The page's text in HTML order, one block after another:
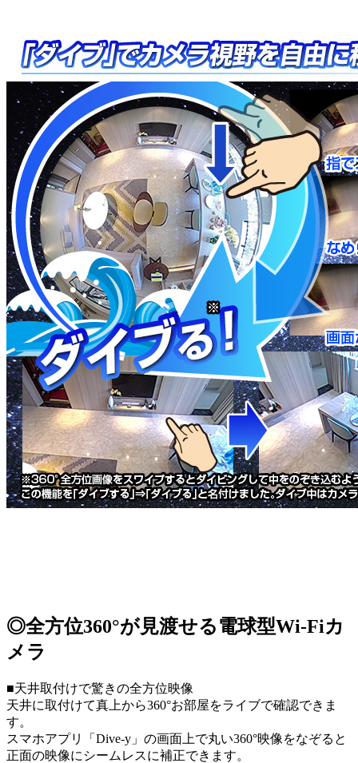
◎全方位360°が見渡せる電球型Wi-Fiカ
メラ
■天井取付けで驚きの全方位映像
天井に取付けて真上から360°お部屋をライブで確認できま
す。
スマホアプリ「Dive-y」の画面上で丸い360°映像をなぞると
正面の映像にシームレスに補正できます。